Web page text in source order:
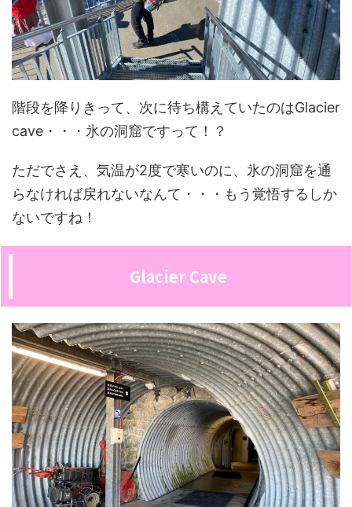
階段を降りきって、次に待ち構えていたのはGlacier
cave・・・氷の洞窟ですって！？
ただでさえ、気温が2度で寒いのに、氷の洞窟を通
らなければ戻れないなんて・・・もう覚悟するしか
ないですね！
Glacier Cave